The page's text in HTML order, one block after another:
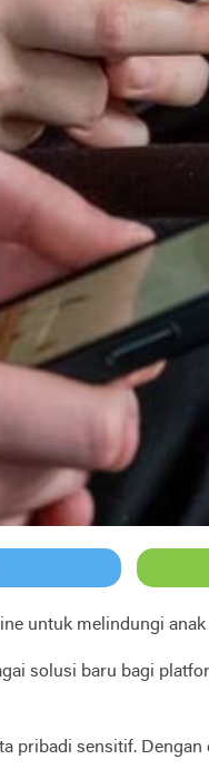
untuk melindungi
solusi baru bagi
pribadi sensitif.